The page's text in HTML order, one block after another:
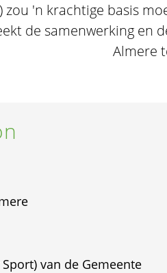
zou 'n krachtige basis
de samenwerking en
Almere
van de Gemeente